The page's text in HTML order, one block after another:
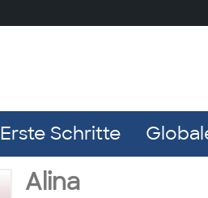
Erste Schritte
Alina